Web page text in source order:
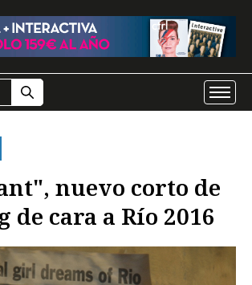
nuevo corto de
de cara a Río 2016